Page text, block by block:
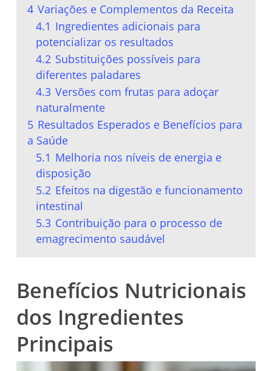
4 Variações e Complementos da Receita
4.1 Ingredientes adicionais para
potencializar os resultados
4.2 Substituições possíveis para
diferentes paladares
4.3 Versões com frutas para adoçar
naturalmente
5 Resultados Esperados e Benefícios para
a Saúde
5.1 Melhoria nos níveis de energia e
disposição
5.2 Efeitos na digestão e funcionamento
intestinal
5.3 Contribuição para o processo de
emagrecimento saudável
Benefícios Nutricionais
dos Ingredientes
Principais